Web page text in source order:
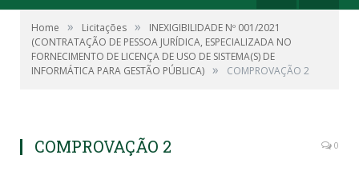
Home » Licitações »
INEXIGIBILIDADE Nº 001/2021
(CONTRATAÇÃO DE PESSOA JURÍDICA, ESPECIALIZADA NO
FORNECIMENTO DE LICENÇA DE USO DE SISTEMA(S) DE
INFORMÁTICA PARA GESTÃO PÚBLICA) » COMPROVAÇÃO 2
COMPROVAÇÃO 2 0